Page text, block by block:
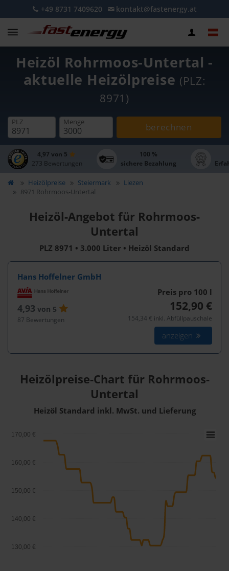
+49 8731 7409620 kontakt@fastenergy.at
Heizöl Rohrmoos-Untertal -
aktuelle Heizölpreise (PLZ:
8971)
PLZ Menge berechnen
4,97 von 5
273 Bewertungen
100 %
sichere Bezahlung
Heizölpreise Steiermark
Liezen
8971 Rohrmoos-Untertal
Heizöl-Angebot für Rohrmoos-
Untertal
PLZ 8971 • 3.000 Liter • Heizöl Standard
Hans Hoffelner GmbH
4,93 von 5
87 Bewertungen
Preis pro 100 l
152,90 €
154,34 € inkl. Abfüllpauschale
anzeigen
Heizölpreise-Chart für Rohrmoos-
Untertal
Heizöl Standard inkl. MwSt. und Lieferung
130,00 €
140,00 €
150,00 €
160,00 €
170,00 €